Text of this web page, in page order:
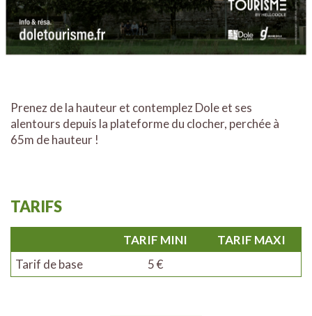
Prenez de la hauteur et contemplez Dole et ses
alentours depuis la plateforme du clocher, perchée à
65m de hauteur !
TARIFS
TARIF MINI
TARIF MAXI
Tarif de base
5 €